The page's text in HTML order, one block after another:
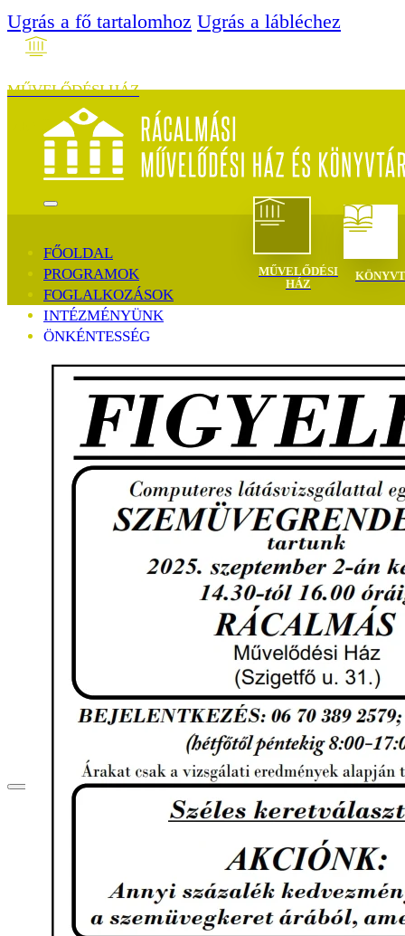
Ugrás a fő tartalomhoz Ugrás a lábléchez
MŰVELŐDÉSI HÁZ
MENÜ
FŐOLDAL
PROGRAMOK
FOGLALKOZÁSOK
INTÉZMÉNYÜNK
ÖNKÉNTESSÉG
ESKÜVŐ
NAGYTEREM
TÁNCTEREM
ELŐCSARNOK
KISTEREM
KÖRASZTALOS
CIVILTEREM
MŰVELŐDÉSI
HÁZ